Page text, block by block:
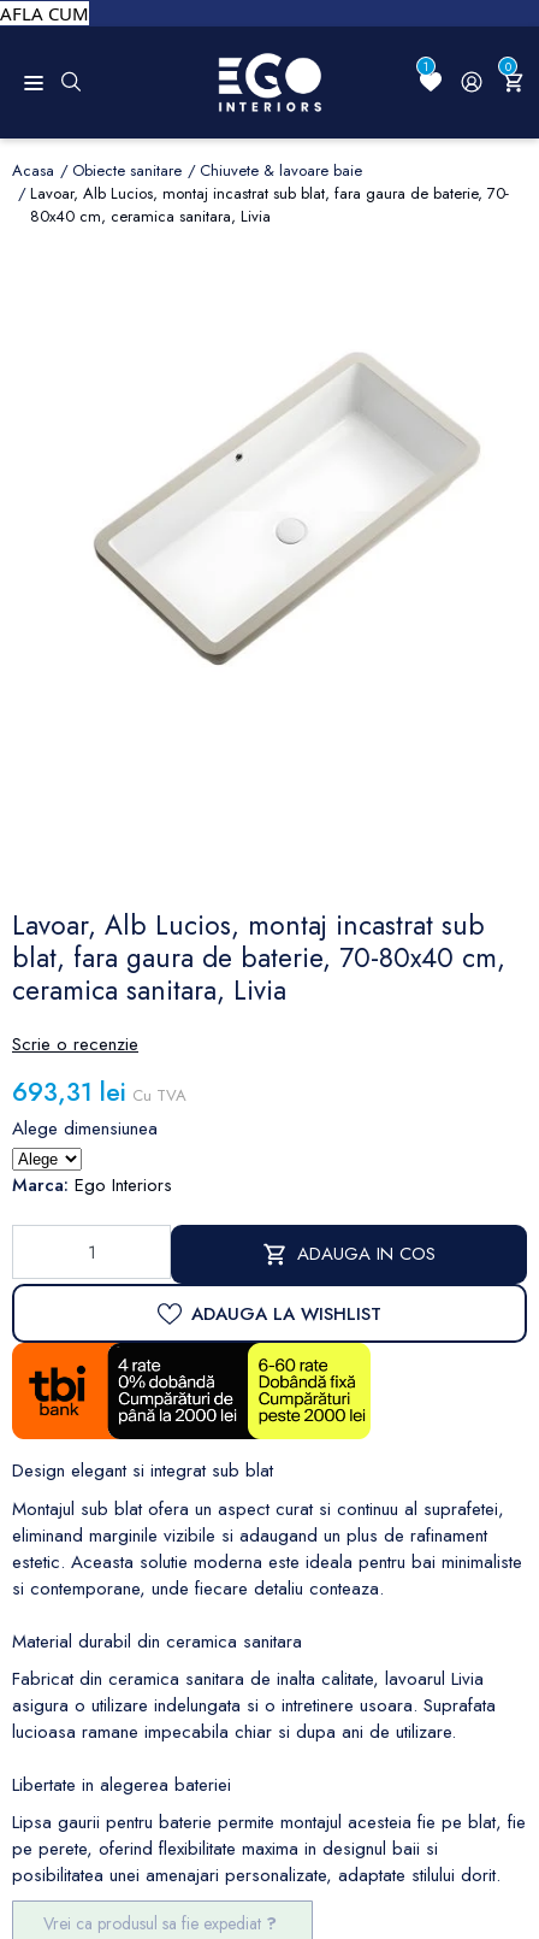
AFLA CUM
1 0
Acasa Obiecte sanitare
Chiuvete & lavoare baie
Lavoar, Alb Lucios, montaj incastrat sub blat, fara gaura de baterie, 70-
80x40 cm, ceramica sanitara, Livia
Lavoar, Alb Lucios, montaj incastrat sub
blat, fara gaura de baterie, 70-80x40 cm,
ceramica sanitara, Livia
Scrie o recenzie
693,31 lei Cu TVA
Alege dimensiunea
Marca: Ego Interiors
ADAUGA IN COS
ADAUGA LA WISHLIST
Design elegant si integrat sub blat
Montajul sub blat ofera un aspect curat si continuu al suprafetei,
eliminand marginile vizibile si adaugand un plus de rafinament
estetic. Aceasta solutie moderna este ideala pentru bai minimaliste
si contemporane, unde fiecare detaliu conteaza.
Material durabil din ceramica sanitara
Fabricat din ceramica sanitara de inalta calitate, lavoarul Livia
asigura o utilizare indelungata si o intretinere usoara. Suprafata
lucioasa ramane impecabila chiar si dupa ani de utilizare.
Libertate in alegerea bateriei
Lipsa gaurii pentru baterie permite montajul acesteia fie pe blat, fie
pe perete, oferind flexibilitate maxima in designul baii si
posibilitatea unei amenajari personalizate, adaptate stilului dorit.
Vrei ca produsul sa fie expediat